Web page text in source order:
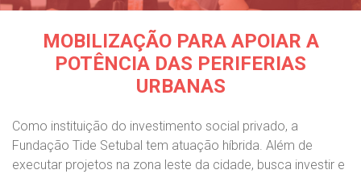
MOBILIZAÇÃO PARA APOIAR A
POTÊNCIA DAS PERIFERIAS
URBANAS
Como instituição do investimento social privado, a
Fundação Tide Setubal tem atuação híbrida. Além de
executar projetos na zona leste da cidade, busca investir e